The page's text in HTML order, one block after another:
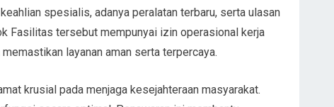
spesialis, adanya peralatan terbaru, serta ulasan
Fasilitas tersebut mempunyai izin operasional kerja
layanan aman serta terpercaya.
krusial pada menjaga kesejahteraan masyarakat.